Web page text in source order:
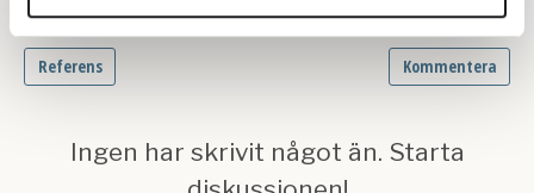
annons- och analysföretag som vi samarbetar med.
Dessa kan i sin tur kombinera informationen med annan
information som du har tillhandahållit eller som de har
kan du göra dethär.